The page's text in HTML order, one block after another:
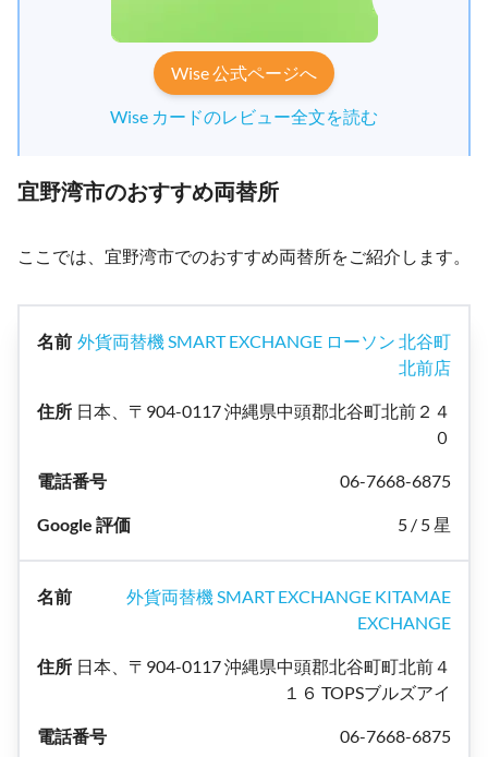
Wise 公式ページへ
Wise カードのレビュー全文を読む
宜野湾市のおすすめ両替所
ここでは、宜野湾市でのおすすめ両替所をご紹介します。
外貨両替機 SMART EXCHANGE ローソン 北谷町
北前店
日本、〒904-0117 沖縄県中頭郡北谷町北前２４
０
06-7668-6875
5 / 5 星
外貨両替機 SMART EXCHANGE KITAMAE
EXCHANGE
日本、〒904-0117 沖縄県中頭郡北谷町町北前４
１６ TOPSブルズアイ
06-7668-6875